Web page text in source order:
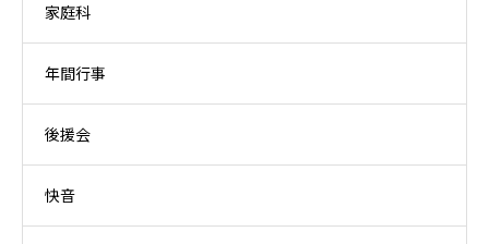
家庭科
年間行事
後援会
快音